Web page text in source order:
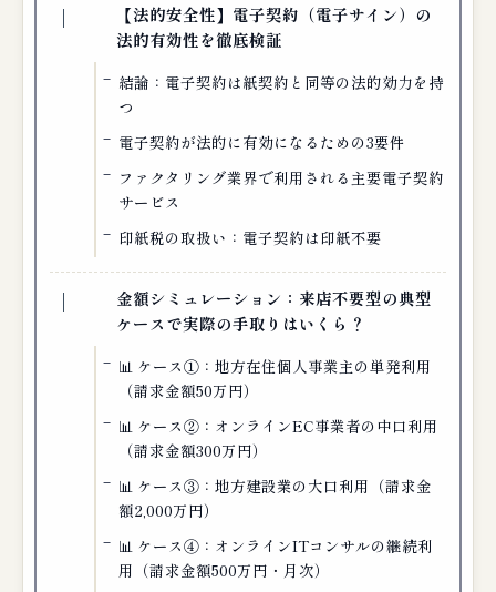
【法的安全性】電子契約（電子サイン）の
法的有効性を徹底検証
結論：電子契約は紙契約と同等の法的効力を持
つ
電子契約が法的に有効になるための3要件
ファクタリング業界で利用される主要電子契約
サービス
印紙税の取扱い：電子契約は印紙不要
金額シミュレーション：来店不要型の典型
ケースで実際の手取りはいくら？
📊 ケース①：地方在住個人事業主の単発利用
（請求金額50万円）
📊 ケース②：オンラインEC事業者の中口利用
（請求金額300万円）
📊 ケース③：地方建設業の大口利用（請求金
額2,000万円）
📊 ケース④：オンラインITコンサルの継続利
用（請求金額500万円・月次）